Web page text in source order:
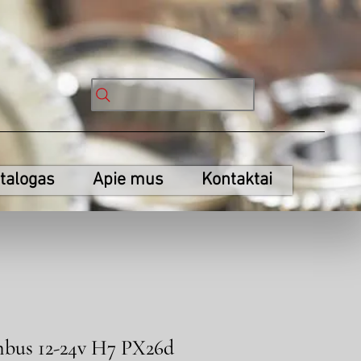
Apie mus Kontaktai
12-24v H7 PX26d